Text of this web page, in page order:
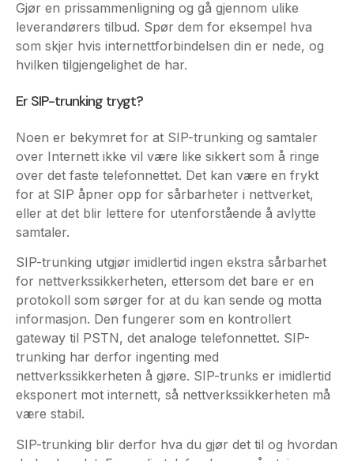
hvilken tilgjengelighet de har.
Er SIP-trunking trygt?
over Internett ikke vil være like sikkert som å ringe
for at SIP åpner opp for sårbarheter i nettverket,
eller at det blir lettere for utenforstående å avlytte
samtaler.
SIP-trunking utgjør imidlertid ingen ekstra sårbarhet
for nettverkssikkerheten, ettersom det bare er en
protokoll som sørger for at du kan sende og motta
informasjon. Den fungerer som en kontrollert
gateway til PSTN, det analoge telefonnettet. SIP-
trunking har derfor ingenting med
nettverkssikkerheten å gjøre. SIP-trunks er imidlertid
eksponert mot internett, så nettverkssikkerheten må
være stabil.
SIP-trunking blir derfor hva du gjør det til og hvordan
du bruker det. En vanlig telefon kan også utgjøre en
sikkerhetsrisiko. Så hvis du velger en leverandør som
vet hvordan den skal settes opp, er det veldig trygt.